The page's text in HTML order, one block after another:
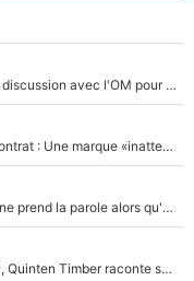
Amine Gouiri est très inquiet du mercato : Une discussion avec l'OM pour acter son transfert !
Kylian Mbappé lâche Nike pour un très gros contrat : Une marque «inattendue» va frapper très fort
Ferran Torres a dit oui au PSG : Le FC Barcelone prend la parole alors qu'un transfert de l'attaquant espagnol prend forme
En plein cauchemar après son transfert à l'OM, Quinten Timber raconte ses doutes après sa signature à Marseille